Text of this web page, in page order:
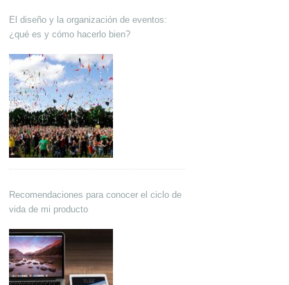
El diseño y la organización de eventos:
¿qué es y cómo hacerlo bien?
Recomendaciones para conocer el ciclo de
vida de mi producto